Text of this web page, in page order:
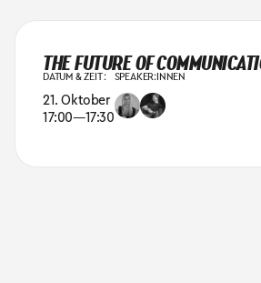
THE FUTURE OF
DATUM & ZEIT :
21. Oktober
17:00—17:30
SPEAKER:INNEN